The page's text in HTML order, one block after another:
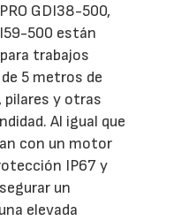
GDI38-500,
500 están
trabajos
5 metros de
pilares y otras
Al igual que
con un motor
IP67 y
un
elevada